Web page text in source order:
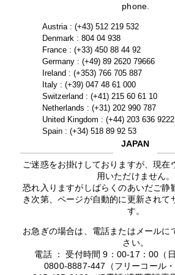
phone.
Austria : (+43) 512 219 532
Denmark : 804 04 938
France : (+33) 450 88 44 92
Germany : (+49) 89 2620 79666
Ireland : (+353) 766 705 887
Italy : (+39) 047 48 61 000
Switzerland : (+41) 215 60 61 10
Netherlands : (+31) 202 990 787
United Kingdom : (+44) 203 636 9222
Spain : (+34) 518 89 92 53
JAPAN
ご迷惑をお掛けしておりますが、現在
用いただけません。
恐れ入りますがしばらくのあいだご静
き次第、ページが自動的に更新されて
す。
お急ぎの場合は、電話またはメールに
さい。
電話 ： 受付時間 9：00-17：00（日
0800-8887-447（フリーコール・